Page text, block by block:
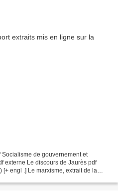
de gouvernement et
externe Le discours de Jaurès pdf
engl .] Le marxisme, extrait de la